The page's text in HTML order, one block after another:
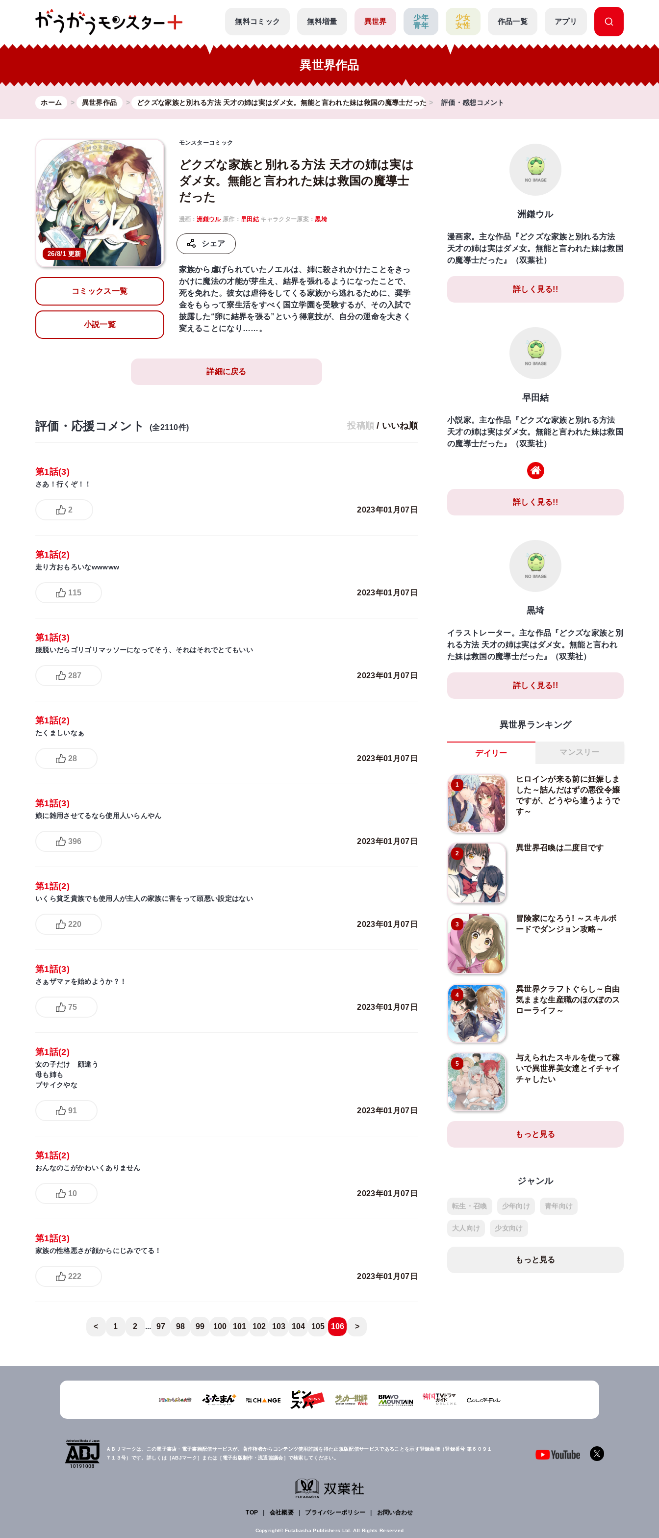
無料コミック 無料増量 異世界
少年
青年
少女
女性
作品一覧 アプリ
異世界作品
ホーム 異世界作品 どクズな家族と別れる方法 天才の姉は実はダメ女。無能と言われた妹は救国の魔導士だった 評価・感想コメント
26/8/1 更新
コミックス一覧
小説一覧
モンスターコミック
どクズな家族と別れる方法 天才の姉は実は
ダメ女。無能と言われた妹は救国の魔導士
だった
漫画：洲鎌ウル原作：早田結 キャラクター原案：黒埼
シェア
家族から虐げられていたノエルは、姉に殺されかけたことをきっ
かけに魔法の才能が芽生え、結界を張れるようになったことで、
死を免れた。彼女は虐待をしてくる家族から逃れるために、奨学
金をもらって寮生活をすべく国立学園を受験するが、その入試で
披露した“卵に結界を張る”という得意技が、自分の運命を大きく
変えることになり……。
詳細に戻る
評価・応援コメント (全2110件) 投稿順 / いいね順
第1話(3)
さあ！行くぞ！！
2 2023年01月07日
第1話(2)
走り方おもろいなwwwww
115 2023年01月07日
第1話(3)
服脱いだらゴリゴリマッソーになってそう、それはそれでとてもいい
287 2023年01月07日
第1話(2)
たくましいなぁ
28 2023年01月07日
第1話(3)
娘に雑用させてるなら使用人いらんやん
396 2023年01月07日
第1話(2)
いくら貧乏貴族でも使用人が主人の家族に害をって頭悪い設定はない
220 2023年01月07日
第1話(3)
さぁザマァを始めようか？！
75 2023年01月07日
第1話(2)
女の子だけ 顔違う
母も姉も
ブサイクやな
91 2023年01月07日
第1話(2)
おんなのこがかわいくありません
10 2023年01月07日
第1話(3)
家族の性格悪さが顔からにじみでてる！
222 2023年01月07日
< 1 2 ... 97 98 99 100 101 102 103 104 105 106 >
洲鎌ウル
漫画家。主な作品『どクズな家族と別れる方法
天才の姉は実はダメ女。無能と言われた妹は救国
の魔導士だった』（双葉社）
詳しく見る!!
早田結
小説家。主な作品『どクズな家族と別れる方法
天才の姉は実はダメ女。無能と言われた妹は救国
の魔導士だった』（双葉社）
詳しく見る!!
黒埼
イラストレーター。主な作品『どクズな家族と別
れる方法 天才の姉は実はダメ女。無能と言われ
た妹は救国の魔導士だった』（双葉社）
詳しく見る!!
異世界ランキング
デイリー マンスリー
1
ヒロインが来る前に妊娠しま
した～詰んだはずの悪役令嬢
ですが、どうやら違うようで
す～
2
異世界召喚は二度目です
3
冒険家になろう! ～スキルボ
ードでダンジョン攻略～
4
異世界クラフトぐらし～自由
気ままな生産職のほのぼのス
ローライフ～
5
与えられたスキルを使って稼
いで異世界美女達とイチャイ
チャしたい
もっと見る
ジャンル
転生・召喚 少年向け 青年向け
大人向け 少女向け
もっと見る
ＡＢＪマークは、この電子書店・電子書籍配信サービスが、著作権者からコンテンツ使用許諾を得た正規版配信サービスであることを示す登録商標（登録番号 第６０９１
７１３号）です。詳しくは［ABJマーク］または［電子出版制作・流通協議会］で検索してください。
TOP 会社概要 プライバシーポリシー お問い合わせ
Copyright© Futabasha Publishers Ltd. All Rights Reserved